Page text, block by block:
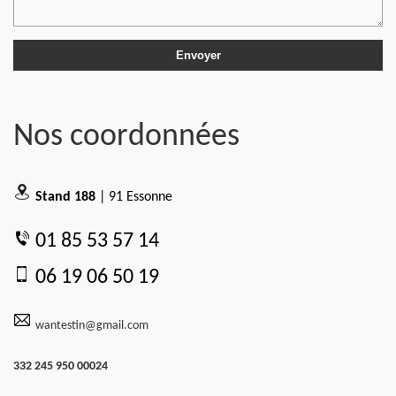
Nos coordonnées
Stand 188 | 91 Essonne
01 85 53 57 14
06 19 06 50 19
wantestin@gmail.com
332 245 950 00024